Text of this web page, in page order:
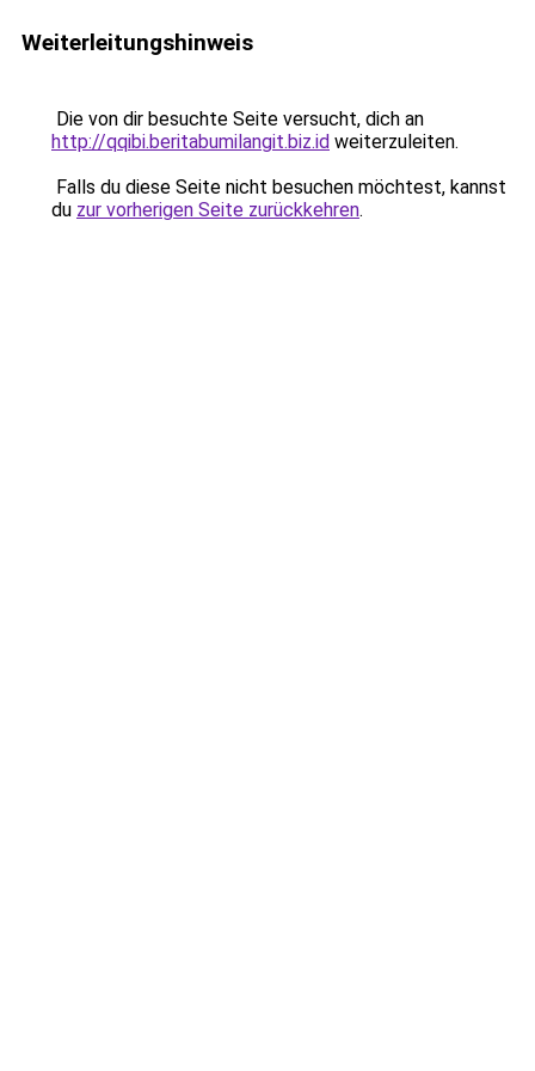
Weiterleitungshinweis
Die von dir besuchte Seite versucht, dich an
http://qqibi.beritabumilangit.biz.id weiterzuleiten.
Falls du diese Seite nicht besuchen möchtest, kannst
du zur vorherigen Seite zurückkehren.